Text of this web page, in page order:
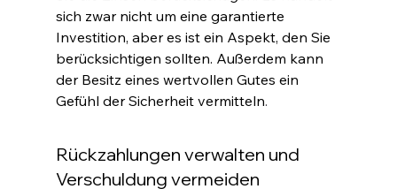
sich zwar nicht um eine garantierte
Investition, aber es ist ein Aspekt, den Sie
berücksichtigen sollten. Außerdem kann
der Besitz eines wertvollen Gutes ein
Gefühl der Sicherheit vermitteln.
Rückzahlungen verwalten und
Verschuldung vermeiden